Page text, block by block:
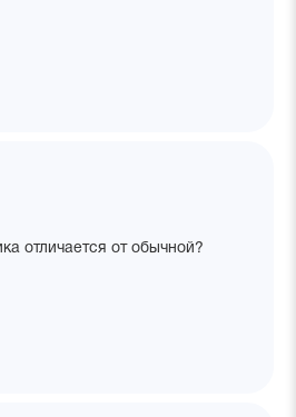
отличается от обычной?